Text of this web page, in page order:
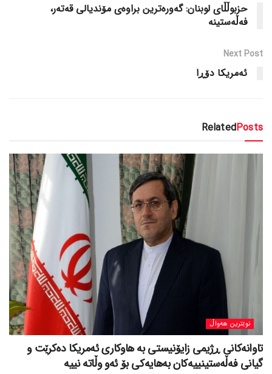
حزبوڵڵای لوبنان: گەورەترین براوەی مۆندیالی قەتەر،
فەڵەستینە
Next Post
ئەمریکا دۆڕا
RelatedPosts
نوێترین هەواڵ
تاوانەکانی ڕژیمی زایۆنیستی بە هاوکاری ئەمریکا دەکرێت و
گیانی فەڵەستینییەکان بەهایەکی بۆ ئەو وڵاتە نییە